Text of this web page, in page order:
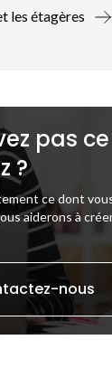
les étagères
pas
?
ce dont
aiderons à
nous